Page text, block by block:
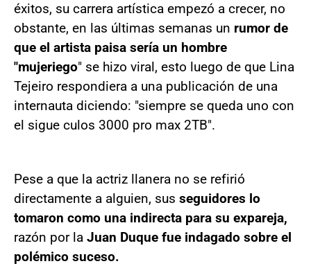
éxitos, su carrera artística empezó a crecer, no
obstante, en las últimas semanas un rumor de
que el artista paisa sería un hombre
"mujeriego" se hizo viral, esto luego de que Lina
Tejeiro respondiera a una publicación de una
internauta diciendo: "siempre se queda uno con
el sigue culos 3000 pro max 2TB".
Pese a que la actriz llanera no se refirió
directamente a alguien, sus seguidores lo
tomaron como una indirecta para su expareja,
razón por la Juan Duque fue indagado sobre el
polémico suceso.